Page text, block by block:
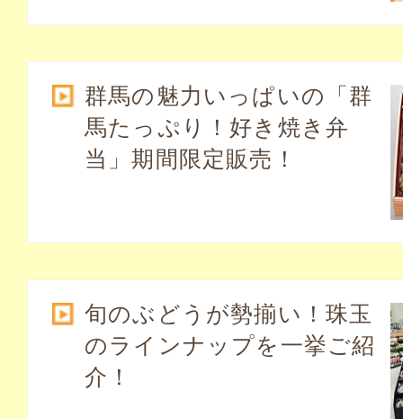
群馬の魅力いっぱいの「群
馬たっぷり！好き焼き弁
当」期間限定販売！
旬のぶどうが勢揃い！珠玉
のラインナップを一挙ご紹
介！